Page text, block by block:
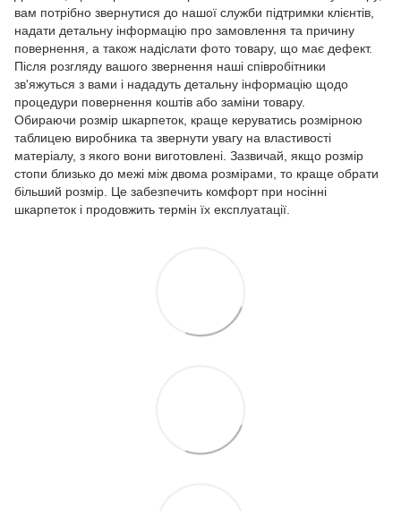
вам потрібно звернутися до нашої служби підтримки клієнтів,
надати детальну інформацію про замовлення та причину
повернення, а також надіслати фото товару, що має дефект.
Після розгляду вашого звернення наші співробітники
зв'яжуться з вами і нададуть детальну інформацію щодо
процедури повернення коштів або заміни товару.
Обираючи розмір шкарпеток, краще керуватись розмірною
таблицею виробника та звернути увагу на властивості
матеріалу, з якого вони виготовлені. Зазвичай, якщо розмір
стопи близько до межі між двома розмірами, то краще обрати
більший розмір. Це забезпечить комфорт при носінні
шкарпеток і продовжить термін їх експлуатації.